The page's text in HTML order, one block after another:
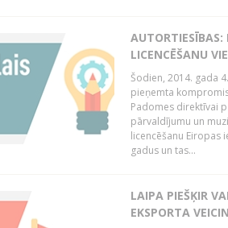
AUTORTIESĪBAS:
LICENCĒŠANU
Šodien, 2014. gada
pieņemta
Padomes direktīvai
pārvaldījumu un
licencēšanu Eiropas
gadus un tas...
LAIPA PIEŠĶIR
EKSPORTA